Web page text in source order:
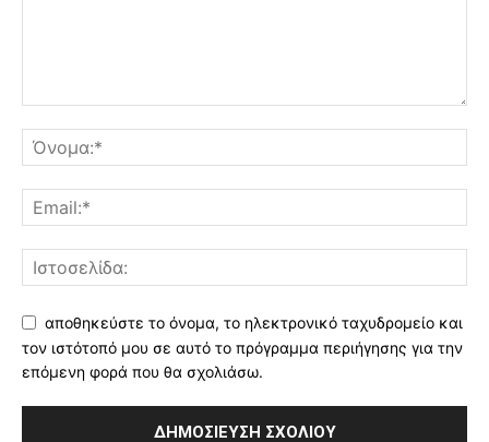
αποθηκεύστε το όνομα, το ηλεκτρονικό ταχυδρομείο και
τον ιστότοπό μου σε αυτό το πρόγραμμα περιήγησης για την
επόμενη φορά που θα σχολιάσω.